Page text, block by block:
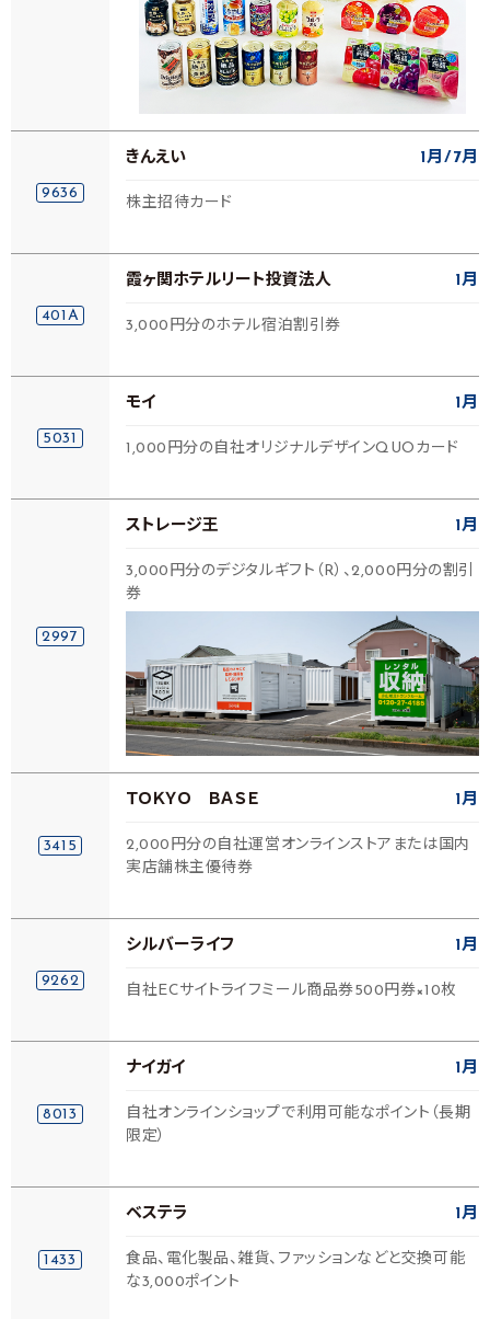
9636
きんえい 1月 7月
株主招待カード
401A
霞ヶ関ホテルリート投資法人 1月
3,000円分のホテル宿泊割引券
5031
モイ 1月
1,000円分の自社オリジナルデザインQUOカード
2997
ストレージ王 1月
3,000円分のデジタルギフト（R）、2,000円分の割引
券
3415
ＴＯＫＹＯ ＢＡＳＥ 1月
2,000円分の自社運営オンラインストアまたは国内
実店舗株主優待券
9262
シルバーライフ 1月
自社ECサイトライフミール商品券500円券×10枚
8013
ナイガイ 1月
自社オンラインショップで利用可能なポイント（長期
限定）
1433
ベステラ 1月
食品、電化製品、雑貨、ファッションなどと交換可能
な3,000ポイント